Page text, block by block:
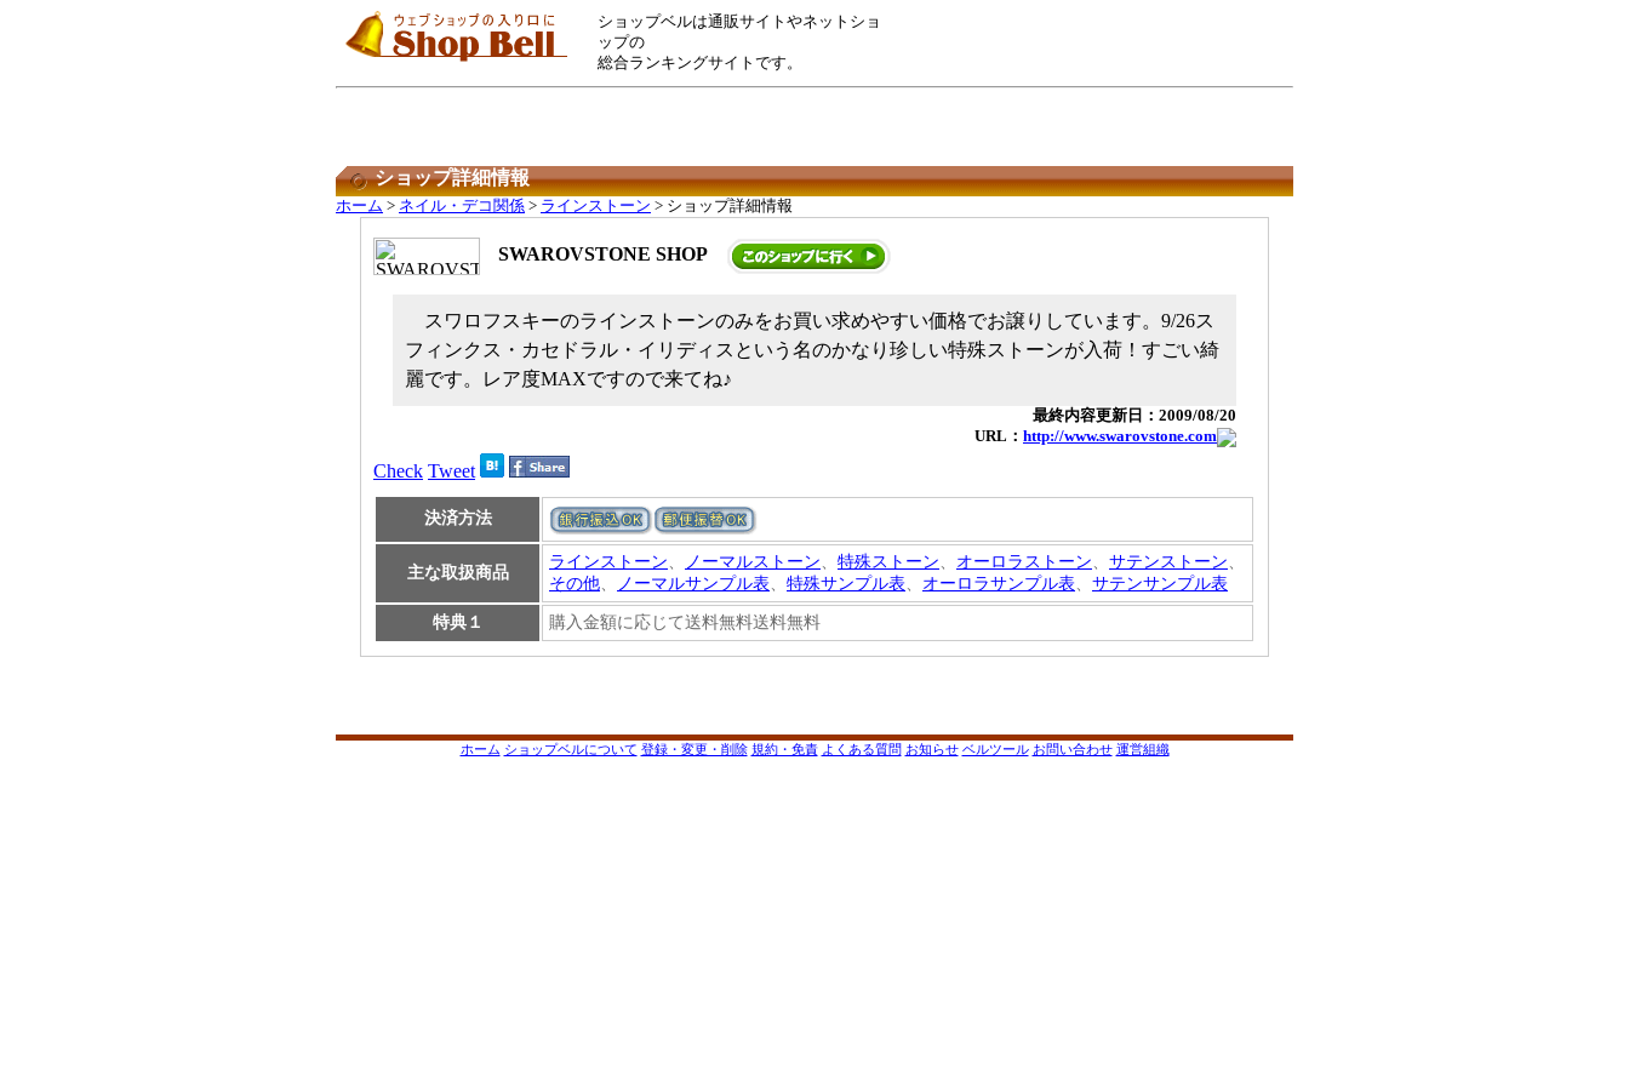
ショップベルは通販サイトやネットショ
ップの
総合ランキングサイトです。
ショップ詳細情報
ホーム > ネイル・デコ関係 > ラインストーン > ショップ詳細情報
SWAROVSTONE SHOP
スワロフスキーのラインストーンのみをお買い求めやすい価格でお譲りしています。9/26ス
フィンクス・カセドラル・イリディスという名のかなり珍しい特殊ストーンが入荷！すごい綺
麗です。レア度MAXですので来てね♪
最終内容更新日：2009/08/20
URL： http://www.swarovstone.com
Check Tweet
決済方法
主な取扱商品
ラインストーン、 ノーマルストーン、 特殊ストーン、 オーロラストーン、 サテンストーン、
その他、 ノーマルサンプル表、 特殊サンプル表、 オーロラサンプル表、 サテンサンプル表
特典１ 購入金額に応じて送料無料送料無料
ホーム ショップベルについて 登録・変更・削除 規約・免責 よくある質問 お知らせ ベルツール お問い合わせ 運営組織